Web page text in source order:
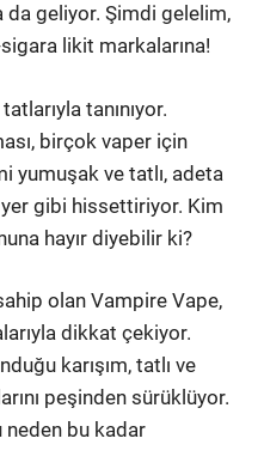
da geliyor. Şimdi gelelim,
likit markalarına!
tanınıyor.
birçok vaper için
yumuşak ve tatlı, adeta
gibi hissettiriyor. Kim
hayır diyebilir ki?
olan Vampire Vape,
dikkat çekiyor.
karışım, tatlı ve
peşinden sürüklüyor.
neden bu kadar